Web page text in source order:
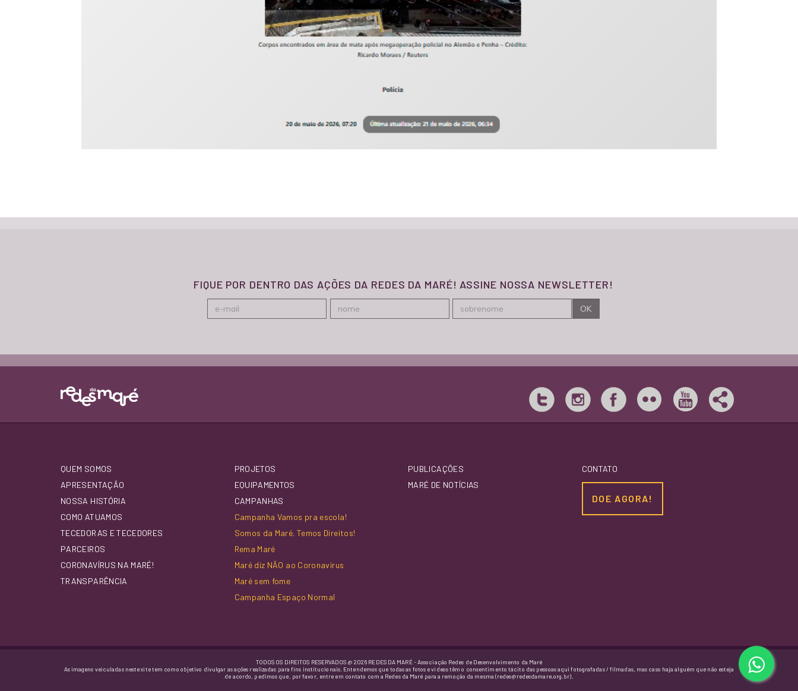
FIQUE POR DENTRO DAS AÇÕES DA REDES DA MARÉ! ASSINE NOSSA NEWSLETTER!
QUEM SOMOS
APRESENTAÇÃO
NOSSA HISTÓRIA
COMO ATUAMOS
TECEDORAS E TECEDORES
PARCEIROS
CORONAVÍRUS NA MARÉ!
TRANSPARÊNCIA
PROJETOS
EQUIPAMENTOS
CAMPANHAS
Campanha Vamos pra escola!
Somos da Maré. Temos Direitos!
Rema Maré
Maré diz NÃO ao Coronavírus
Maré sem fome
Campanha Espaço Normal
PUBLICAÇÕES
MARÉ DE NOTÍCIAS
CONTATO
DOE AGORA!
TODOS OS DIREITOS RESERVADOS @ 2026 REDES DA MARÉ - Associação Redes de Desenvolvimento da Maré
As imagens veiculadas neste site tem como objetivo divulgar as ações realizadas para fins institucionais. Entendemos que todas as fotos e vídeos têm o consentimento tácito das pessoas aqui fotografadas / filmadas, mas caso haja alguém que não esteja
de acordo, pedimos que, por favor, entre em contato com a Redes da Maré para a remoção da mesma (redes@redesdamare.org.br).